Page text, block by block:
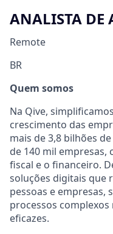
ANALISTA DE
Remote
BR
Quem somos
Na Qive,
crescimento das
mais de 3,8 bilhões
de 140 mil
fiscal e o financeiro.
soluções digitais que
pessoas e empresas,
processos
eficazes.